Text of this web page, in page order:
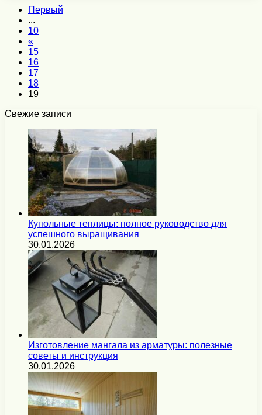
Первый
...
10
«
15
16
17
18
19
Свежие записи
Купольные теплицы: полное руководство для
успешного выращивания
30.01.2026
Изготовление мангала из арматуры: полезные
советы и инструкция
30.01.2026